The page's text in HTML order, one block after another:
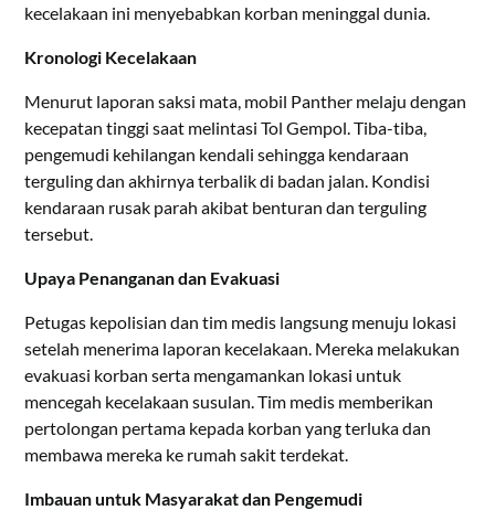
kecelakaan ini menyebabkan korban meninggal dunia.
Kronologi Kecelakaan
Menurut laporan saksi mata, mobil Panther melaju dengan
kecepatan tinggi saat melintasi Tol Gempol. Tiba-tiba,
pengemudi kehilangan kendali sehingga kendaraan
terguling dan akhirnya terbalik di badan jalan. Kondisi
kendaraan rusak parah akibat benturan dan terguling
tersebut.
Upaya Penanganan dan Evakuasi
Petugas kepolisian dan tim medis langsung menuju lokasi
setelah menerima laporan kecelakaan. Mereka melakukan
evakuasi korban serta mengamankan lokasi untuk
mencegah kecelakaan susulan. Tim medis memberikan
pertolongan pertama kepada korban yang terluka dan
membawa mereka ke rumah sakit terdekat.
Imbauan untuk Masyarakat dan Pengemudi